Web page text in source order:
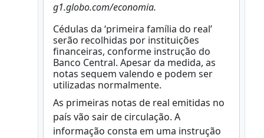
g1.globo.com/economia.
Cédulas da ‘primeira família do real’
serão recolhidas por instituições
financeiras, conforme instrução do
Banco Central. Apesar da medida, as
notas seguem valendo e podem ser
utilizadas normalmente.
As primeiras notas de real emitidas no
país vão sair de circulação. A
informação consta em uma instrução